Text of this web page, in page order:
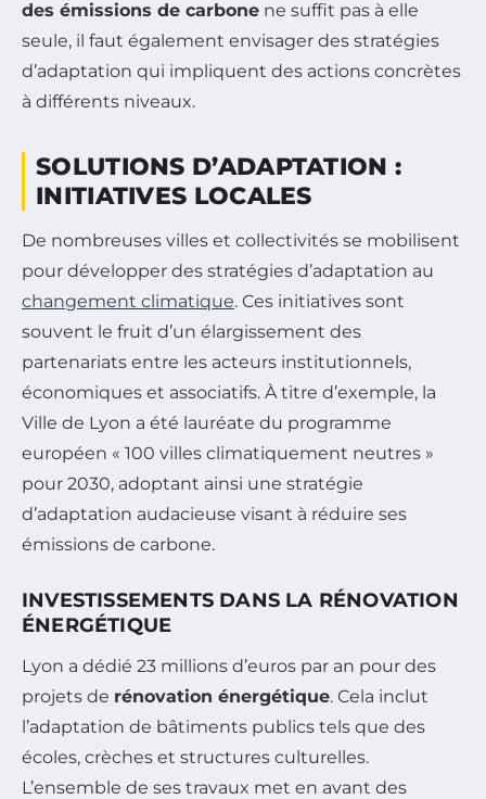
des émissions de carbone ne suffit pas à elle
seule, il faut également envisager des stratégies
d’adaptation qui impliquent des actions concrètes
à différents niveaux.
SOLUTIONS D’ADAPTATION :
INITIATIVES LOCALES
De nombreuses villes et collectivités se mobilisent
pour développer des stratégies d’adaptation au
changement climatique. Ces initiatives sont
souvent le fruit d’un élargissement des
partenariats entre les acteurs institutionnels,
économiques et associatifs. À titre d’exemple, la
Ville de Lyon a été lauréate du programme
européen « 100 villes climatiquement neutres »
pour 2030, adoptant ainsi une stratégie
d’adaptation audacieuse visant à réduire ses
émissions de carbone.
INVESTISSEMENTS DANS LA RÉNOVATION
ÉNERGÉTIQUE
Lyon a dédié 23 millions d’euros par an pour des
projets de rénovation énergétique. Cela inclut
l’adaptation de bâtiments publics tels que des
écoles, crèches et structures culturelles.
L’ensemble de ses travaux met en avant des